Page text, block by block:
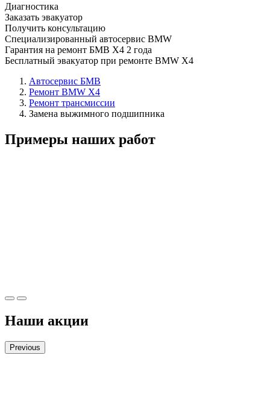
Диагностика
Заказать эвакуатор
Получить консультацию
Специализированный автосервис BMW
Гарантия на ремонт БМВ Х4 2 года
Бесплатный эвакуатор при ремонте BMW X4
Автосервис БМВ
Ремонт BMW X4
Ремонт трансмиссии
Замена выжимного подшипника
Примеры наших работ
Наши акции
Previous